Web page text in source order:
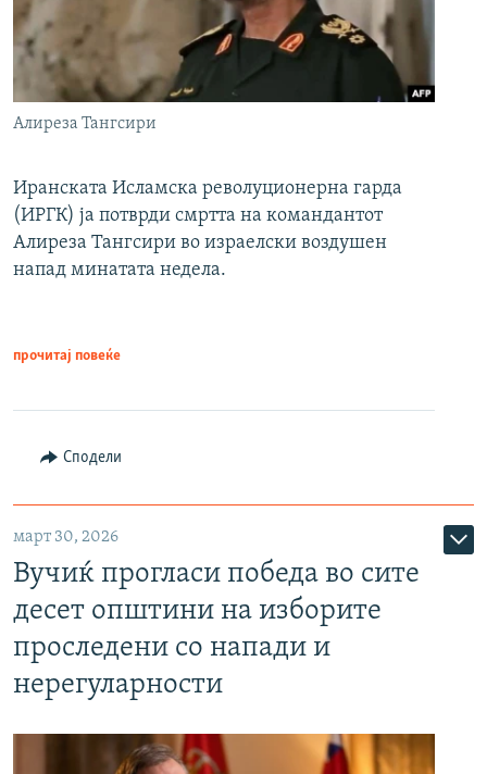
Алиреза Тангсири
Иранската Исламска револуционерна гарда
(ИРГК) ја потврди смртта на командантот
Алиреза Тангсири во израелски воздушен
напад минатата недела.
прочитај повеќе
Сподели
март 30, 2026
Вучиќ прогласи победа во сите
десет општини на изборите
проследени со напади и
нерегуларности